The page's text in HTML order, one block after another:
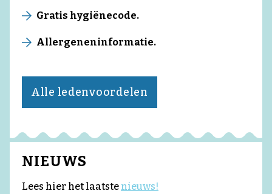
Gratis hygiënecode.
Allergeneninformatie.
Alle ledenvoordelen
NIEUWS
Lees hier het laatste nieuws!